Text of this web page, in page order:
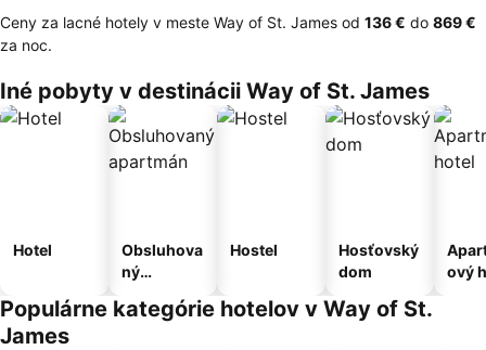
Ceny za lacné hotely v meste Way of St. James od ‎136 € do ‎869 €
za noc.
Iné pobyty v destinácii Way of St. James
Hotel
Obsluhova
ný
Hostel
Hosťovský
dom
ový
Populárne kategórie hotelov v Way of St.
James